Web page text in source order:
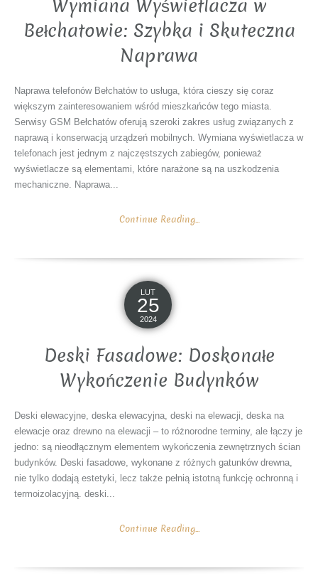
Wymiana Wyświetlacza w
Bełchatowie: Szybka i Skuteczna
Naprawa
Naprawa telefonów Bełchatów to usługa, która cieszy się coraz
większym zainteresowaniem wśród mieszkańców tego miasta.
Serwisy GSM Bełchatów oferują szeroki zakres usług związanych z
naprawą i konserwacją urządzeń mobilnych. Wymiana wyświetlacza w
telefonach jest jednym z najczęstszych zabiegów, ponieważ
wyświetlacze są elementami, które narażone są na uszkodzenia
mechaniczne. Naprawa...
Continue Reading...
LUT
25
2024
Deski Fasadowe: Doskonałe
Wykończenie Budynków
Deski elewacyjne, deska elewacyjna, deski na elewacji, deska na
elewacje oraz drewno na elewacji – to różnorodne terminy, ale łączy je
jedno: są nieodłącznym elementem wykończenia zewnętrznych ścian
budynków. Deski fasadowe, wykonane z różnych gatunków drewna,
nie tylko dodają estetyki, lecz także pełnią istotną funkcję ochronną i
termoizolacyjną. deski...
Continue Reading...